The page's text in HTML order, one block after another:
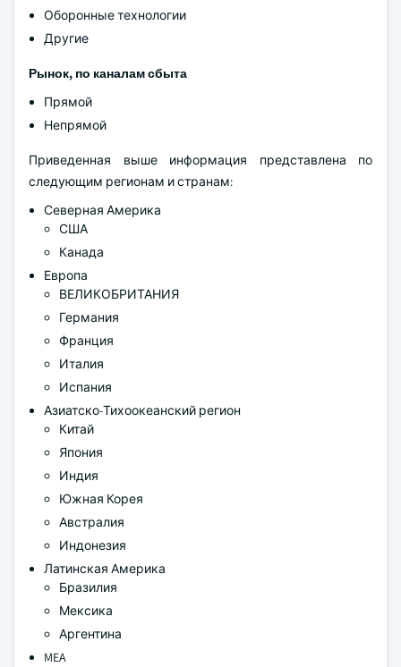
Оборонные технологии
Другие
Рынок, по каналам сбыта
Прямой
Непрямой
Приведенная выше информация представлена по
следующим регионам и странам:
Северная Америка
США
Канада
Европа
ВЕЛИКОБРИТАНИЯ
Германия
Франция
Италия
Испания
Азиатско-Тихоокеанский регион
Китай
Япония
Индия
Южная Корея
Австралия
Индонезия
Латинская Америка
Бразилия
Мексика
Аргентина
MEA